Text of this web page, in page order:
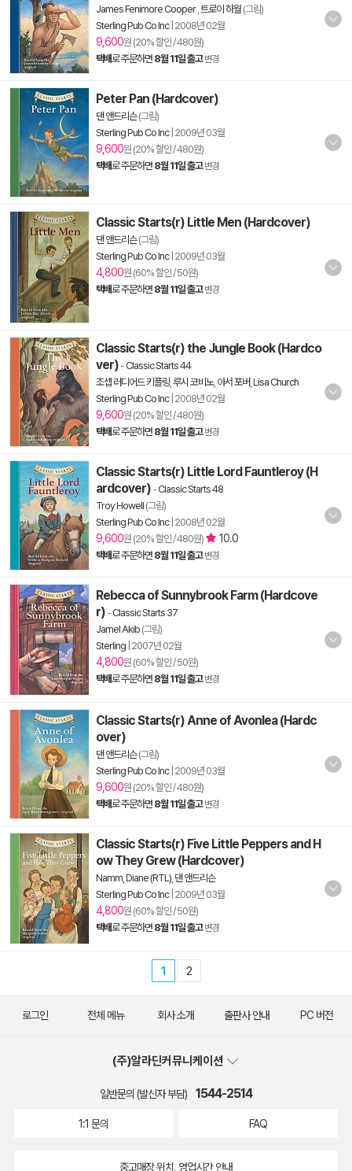
James Fenimore Cooper, 트로이 하월 (그림)
Sterling Pub Co Inc| 2008년 02월
9,600원 (20% 할인 / 480원)
택배로 주문하면 8월 11일 출고 변경
Peter Pan (Hardcover)
댄 앤드리슨(그림)
Sterling Pub Co Inc| 2009년 03월
9,600원 (20% 할인 / 480원)
택배로 주문하면 8월 11일 출고 변경
Classic Starts(r) Little Men (Hardcover)
댄 앤드리슨(그림)
Sterling Pub Co Inc| 2009년 03월
4,800원 (60% 할인 / 50원)
택배로 주문하면 8월 11일 출고 변경
Classic Starts(r) the Jungle Book (Hardco
ver) -Classic Starts 44
조셉 러디어드 키플링 루시 코비노, 아서 포버 Lisa Church
Sterling Pub Co Inc| 2008년 02월
9,600원 (20% 할인 / 480원)
택배로 주문하면 8월 11일 출고 변경
Classic Starts(r) Little Lord Fauntleroy (H
ardcover) -Classic Starts 48
Troy Howell (그림)
Sterling Pub Co Inc| 2008년 02월
9,600원 (20% 할인 / 480원) 10.0
택배로 주문하면 8월 11일 출고 변경
Rebecca of Sunnybrook Farm (Hardcove
r) -Classic Starts 37
Jamel Akib (그림)
Sterling 2007년 02월
4,800원 (60% 할인 / 50원)
택배로 주문하면 8월 11일 출고 변경
Classic Starts(r) Anne of Avonlea (Hardc
over)
댄 앤드리슨(그림)
Sterling Pub Co Inc| 2009년 03월
9,600원 (20% 할인 / 480원)
택배로 주문하면 8월 11일 출고 변경
Classic Starts(r) Five Little Peppers and H
ow They Grew (Hardcover)
Namm, Diane (RTL) 댄 앤드리슨
Sterling Pub Co Inc| 2009년 03월
4,800원 (60% 할인 / 50원)
택배로 주문하면 8월 11일 출고 변경
1 2
로그인 전체 메뉴 회사 소개 출판사 안내 PC 버전
(주)알라딘커뮤니케이션
일반문의 (발신자 부담) 1544-2514
1:1 문의 FAQ
중고매장 위치, 영업시간 안내